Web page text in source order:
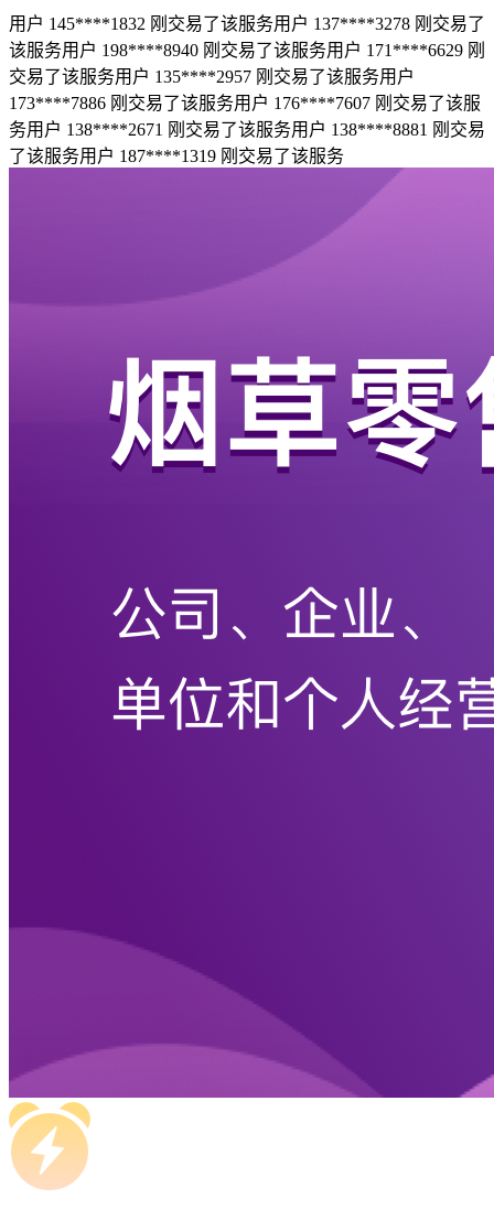
用户 145****1832 刚交易了该服务用户 137****3278 刚交易了
该服务用户 198****8940 刚交易了该服务用户 171****6629 刚
交易了该服务用户 135****2957 刚交易了该服务用户
173****7886 刚交易了该服务用户 176****7607 刚交易了该服
务用户 138****2671 刚交易了该服务用户 138****8881 刚交易
了该服务用户 187****1319 刚交易了该服务